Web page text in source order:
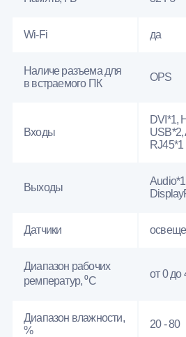
Wi-Fi да
Наличе разъема для
в встраемого ПК
OPS
Входы
DVI*1,
USB*2,
RJ45*1
Выходы
Датчики
Диапазон рабочих
ремператур, ⁰С
от 0 до
Диапазон влажности,
%
20 - 80